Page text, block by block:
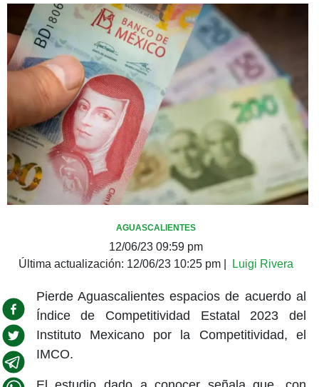
AGUASCALIENTES
12/06/23 09:59 pm
Última actualización: 12/06/23 10:25 pm Luigi Rivera
Pierde Aguascalientes espacios de acuerdo al
Índice de Competitividad Estatal 2023 del
Instituto Mexicano por la Competitividad, el
IMCO.